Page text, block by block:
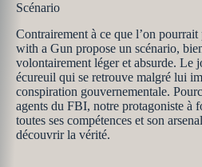
Scénario
Contrairement à ce que l’on pourrait
with a Gun propose un scénario,
volontairement léger et absurde. Le
écureuil qui se retrouve malgré lui
conspiration gouvernementale.
agents du FBI, notre protagoniste à
toutes ses compétences et son
découvrir la vérité.